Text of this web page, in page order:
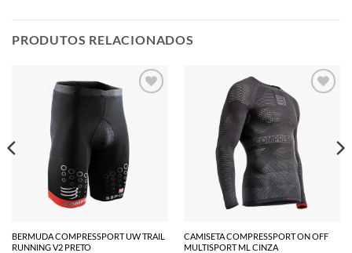
PRODUTOS RELACIONADOS
BERMUDA COMPRESSPORT UW TRAIL
RUNNING V2 PRETO
CAMISETA COMPRESSPORT ON OFF
MULTISPORT ML CINZA